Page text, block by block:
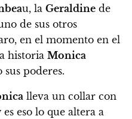
u, la Geraldine de
de sus otros
en el momento en el
historia Monica
poderes.
lleva un collar con
es eso lo que altera a